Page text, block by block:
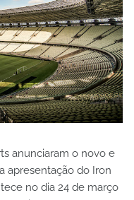
anunciaram o novo e
apresentação do Iron
no dia 24 de março